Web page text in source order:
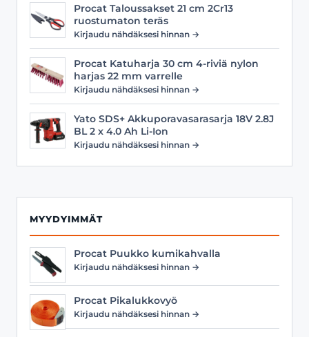
Procat Taloussakset 21 cm 2Cr13
ruostumaton teräs
Kirjaudu nähdäksesi hinnan →
Procat Katuharja 30 cm 4-riviä nylon
harjas 22 mm varrelle
Kirjaudu nähdäksesi hinnan →
Yato SDS+ Akkuporavasarasarja 18V 2.8J
BL 2 x 4.0 Ah Li-Ion
Kirjaudu nähdäksesi hinnan →
MYYDYIMMÄT
Procat Puukko kumikahvalla
Kirjaudu nähdäksesi hinnan →
Procat Pikalukkovyö
Kirjaudu nähdäksesi hinnan →